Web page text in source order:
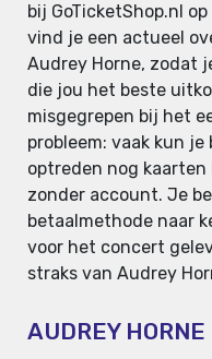
bij GoTicketShop.nl
vind je een actueel
Audrey Horne, zodat
die jou het beste
misgegrepen bij het
probleem: vaak kun
optreden nog
zonder account. Je
betaalmethode naar
voor het concert
straks van Audrey
AUDREY